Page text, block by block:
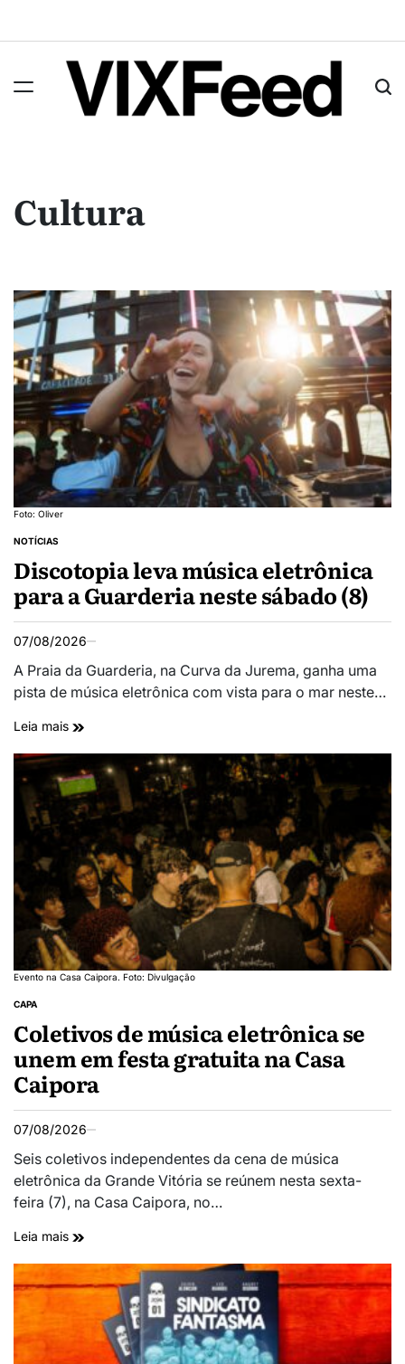
Cultura
Foto: Oliver
NOTÍCIAS
Discotopia leva música eletrônica
para a Guarderia neste sábado (8)
07/08/2026
A Praia da Guarderia, na Curva da Jurema, ganha uma
pista de música eletrônica com vista para o mar neste…
Leia mais
Evento na Casa Caipora. Foto: Divulgação
CAPA
Coletivos de música eletrônica se
unem em festa gratuita na Casa
Caipora
07/08/2026
Seis coletivos independentes da cena de música
eletrônica da Grande Vitória se reúnem nesta sexta-
feira (7), na Casa Caipora, no…
Leia mais